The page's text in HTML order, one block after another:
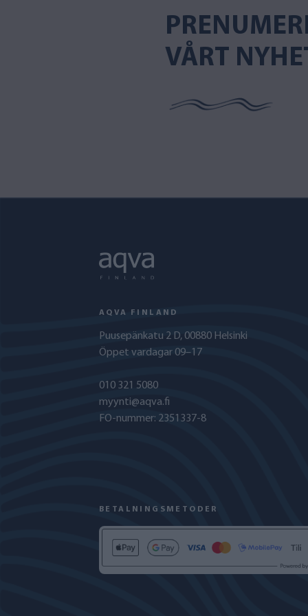
VÅRT
AQVA FINLAND
Puusepänkatu 2 D, 00880 Helsinki
Öppet vardagar 09–17
010 321 5080
myynti@aqva.fi
FO-nummer: 2351337-8
BETALNINGSMETODER